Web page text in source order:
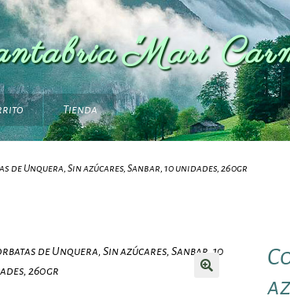
"Mari
Tienda
de Unquera, Sin azúcares, Sanbar, 10 unidades, 260gr